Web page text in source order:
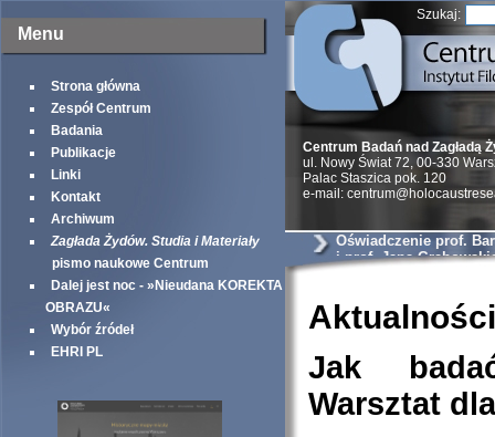
Menu
Strona główna
Zespół Centrum
Badania
Publikacje
Linki
Kontakt
Archiwum
Zagłada Żydów. Studia i Materiały
pismo naukowe Centrum
Dalej jest noc - »Nieudana KOREKTA
OBRAZU«
Wybór źródeł
EHRI PL
Szukaj:
Centrum Badań nad Zagładą
ul. Nowy Świat 72, 00-330
Palac Staszica pok. 120
e-mail:
Oświadczenie prof.
i prof. Jana
Aktualności
Jak
Warsztat